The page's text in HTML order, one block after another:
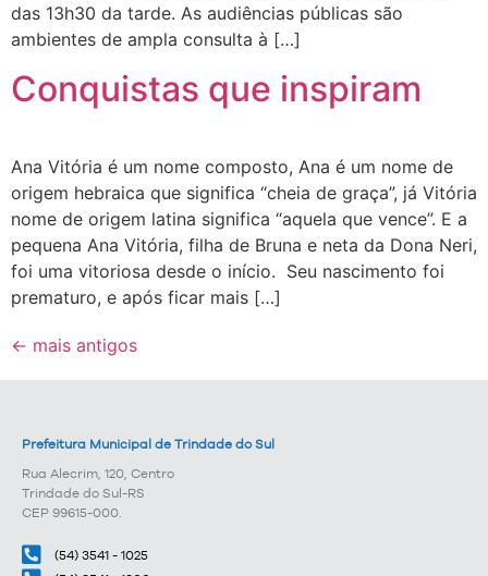
das 13h30 da tarde. As audiências públicas são
ambientes de ampla consulta à […]
Conquistas que inspiram
Ana Vitória é um nome composto, Ana é um nome de
origem hebraica que significa “cheia de graça”, já Vitória
nome de origem latina significa “aquela que vence”. E a
pequena Ana Vitória, filha de Bruna e neta da Dona Neri,
foi uma vitoriosa desde o início. Seu nascimento foi
prematuro, e após ficar mais […]
← mais antigos
Prefeitura Municipal de Trindade do Sul
Rua Alecrim, 120, Centro
Trindade do Sul-RS
CEP 99615-000.
(54) 3541 - 1025